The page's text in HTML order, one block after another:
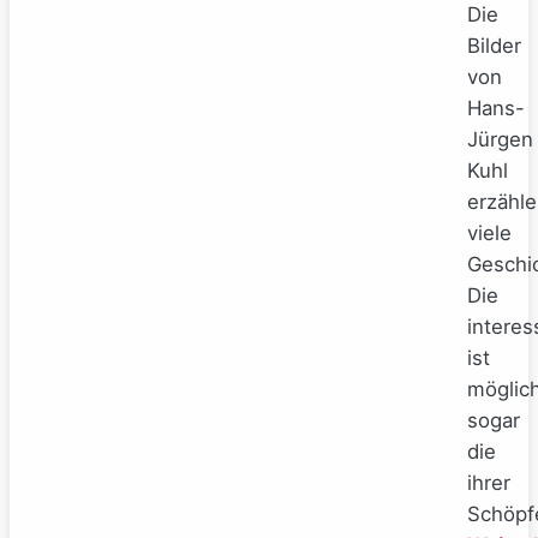
Die
Bilder
von
Hans-
Jürgen
Kuhl
viele
Die
ist
sogar
die
ihrer